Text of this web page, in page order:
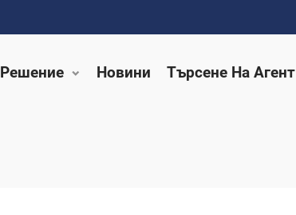
Решение Новини Търсене На Агент